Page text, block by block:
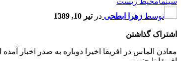
توسط زهرا ابطحی درتیر 10, 1389
اشتراک گذاشتن
معادن الماس در افریقا اخیرا دوباره به صدر اخبار